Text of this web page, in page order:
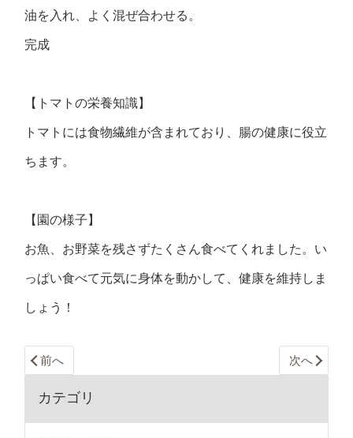
油を入れ、よく混ぜ合わせる。
完成
【トマトの栄養知識】
トマトには食物繊維が含まれており、腸の健康に役立
ちます。
【園の様子】
お魚、お野菜を残さずたくさん食べてくれました。い
っぱい食べて元気に身体を動かして、健康を維持しま
しょう！
前へ 次へ
カテゴリ